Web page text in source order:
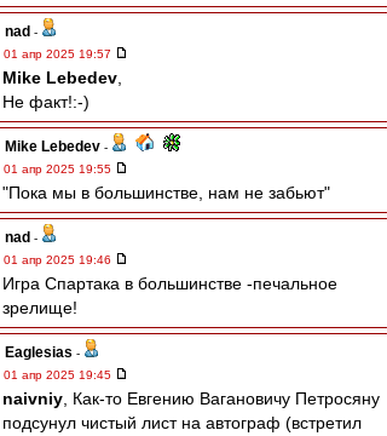
nad -
01 апр 2025 19:57
Mike Lebedev
Не факт!:-)
Mike Lebedev -
01 апр 2025 19:55
"Пока мы в большинстве, нам не забьют"
nad -
01 апр 2025 19:46
Игра Спартака в большинстве -печальное
зрелище!
Eaglesias -
01 апр 2025 19:45
naivniy , Как-то Евгению Вагановичу Петросяну
подсунул чистый лист на автограф (встретил